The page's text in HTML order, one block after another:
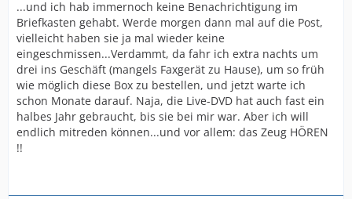
...und ich hab immernoch keine Benachrichtigung im
Briefkasten gehabt. Werde morgen dann mal auf die Post,
vielleicht haben sie ja mal wieder keine
eingeschmissen...Verdammt, da fahr ich extra nachts um
drei ins Geschäft (mangels Faxgerät zu Hause), um so früh
wie möglich diese Box zu bestellen, und jetzt warte ich
schon Monate darauf. Naja, die Live-DVD hat auch fast ein
halbes Jahr gebraucht, bis sie bei mir war. Aber ich will
endlich mitreden können...und vor allem: das Zeug HÖREN
!!